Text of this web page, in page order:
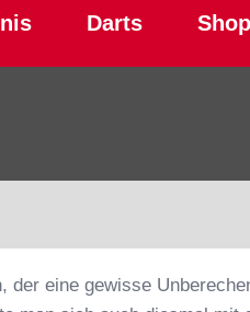
Darts Shop
der eine gewisse